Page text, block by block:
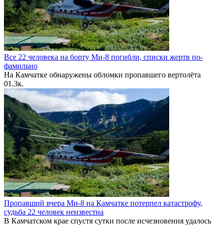
Все 22 человека на борту Ми-8 погибли, списки жертв по-
фамильно
На Камчатке обнаружены обломки пропавшего вертолёта
01.3к.
Пропавший вчера Ми-8 на Камчатке потерпел катастрофу,
судьба 22 человек неизвестна
В Камчатском крае спустя сутки после исчезновения удалось